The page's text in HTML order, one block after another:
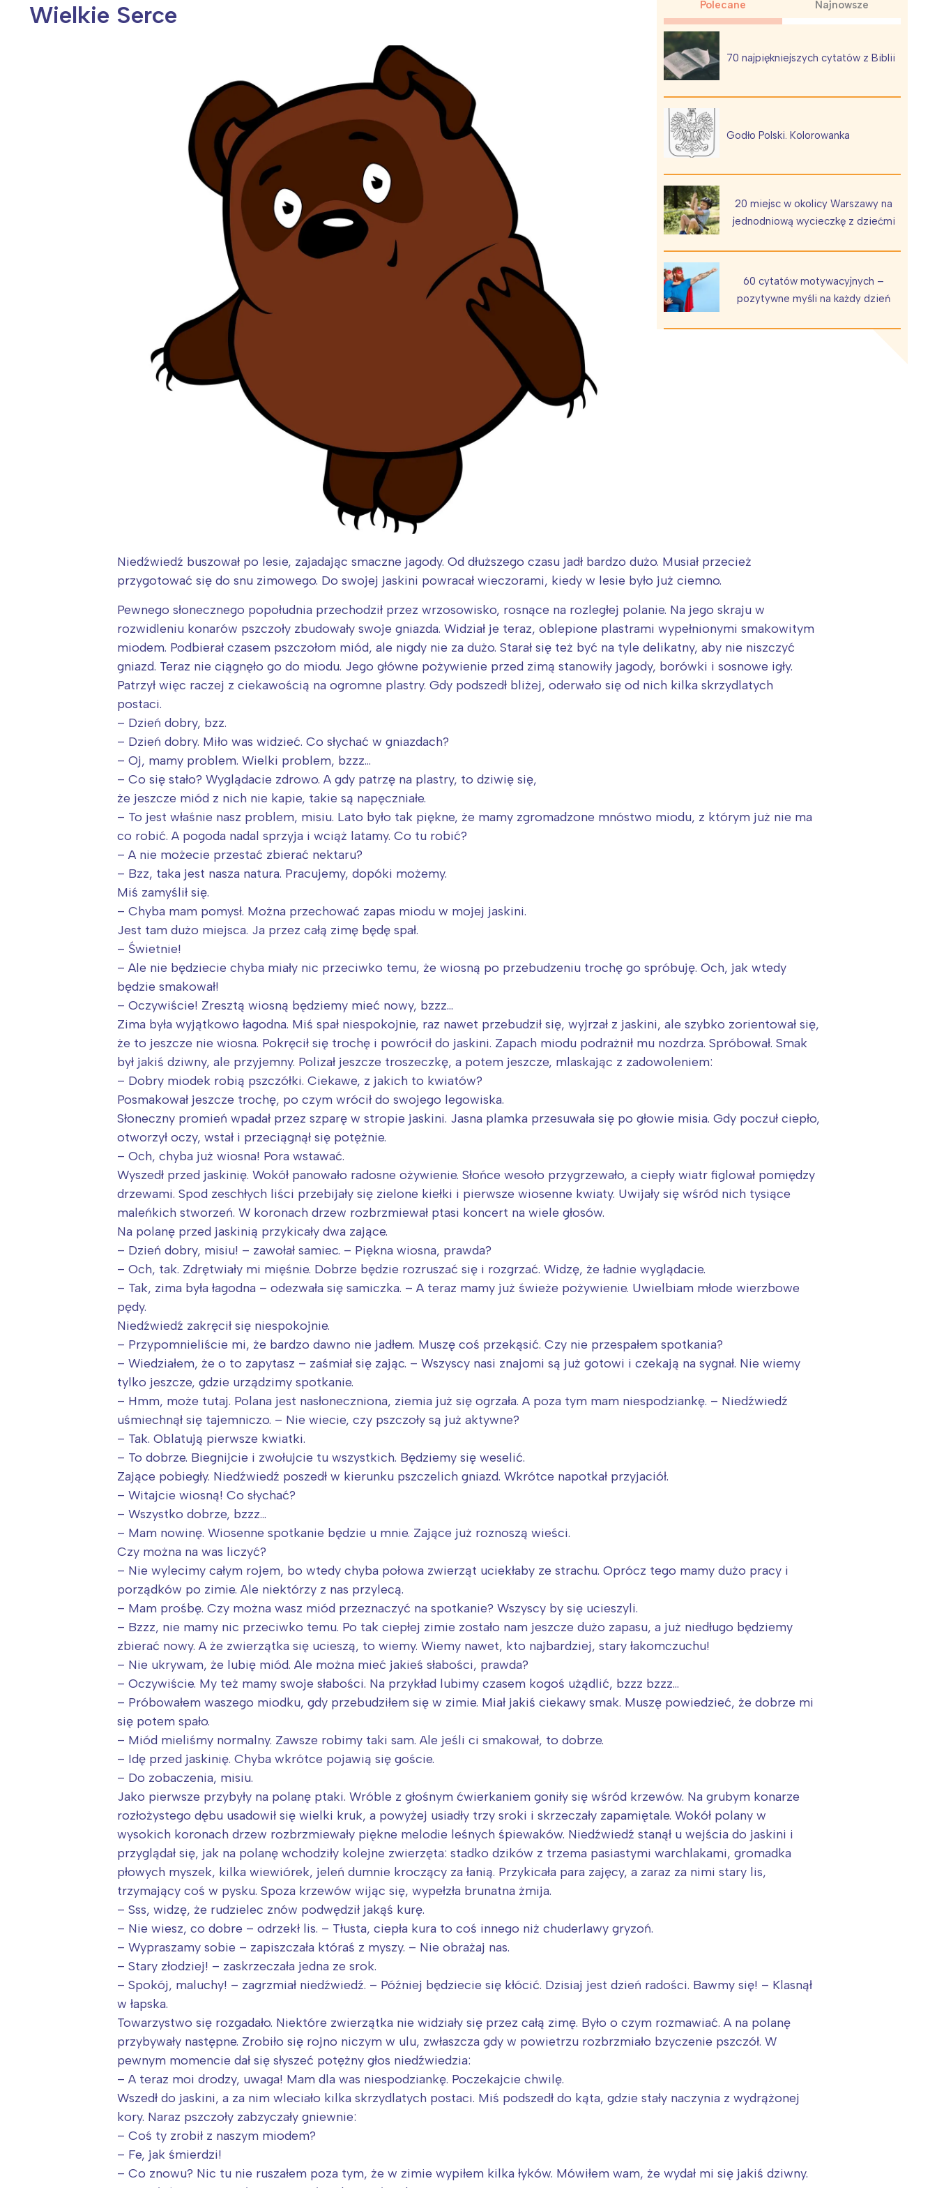
Kwitnąca wiśnia i jej płatki
Wielkie Serce Polecane Najnowsze
70 najpiękniejszych cytatów z Biblii
Godło Polski. Kolorowanka
20 miejsc w okolicy Warszawy na
jednodniową wycieczkę z dziećmi
60 cytatów motywacyjnych –
pozytywne myśli na każdy dzień
Niedźwiedź buszował po lesie, zajadając smaczne jagody. Od dłuższego czasu jadł bardzo dużo. Musiał przecież
przygotować się do snu zimowego. Do swojej jaskini powracał wieczorami, kiedy w lesie było już ciemno.
Pewnego słonecznego popołudnia przechodził przez wrzosowisko, rosnące na rozległej polanie. Na jego skraju w
rozwidleniu konarów pszczoły zbudowały swoje gniazda. Widział je teraz, oblepione plastrami wypełnionymi smakowitym
miodem. Podbierał czasem pszczołom miód, ale nigdy nie za dużo. Starał się też być na tyle delikatny, aby nie niszczyć
gniazd. Teraz nie ciągnęło go do miodu. Jego główne pożywienie przed zimą stanowiły jagody, borówki i sosnowe igły.
Patrzył więc raczej z ciekawością na ogromne plastry. Gdy podszedł bliżej, oderwało się od nich kilka skrzydlatych
postaci.
– Dzień dobry, bzz.
– Dzień dobry. Miło was widzieć. Co słychać w gniazdach?
– Oj, mamy problem. Wielki problem, bzzz…
– Co się stało? Wyglądacie zdrowo. A gdy patrzę na plastry, to dziwię się,
że jeszcze miód z nich nie kapie, takie są napęczniałe.
– To jest właśnie nasz problem, misiu. Lato było tak piękne, że mamy zgromadzone mnóstwo miodu, z którym już nie ma
co robić. A pogoda nadal sprzyja i wciąż latamy. Co tu robić?
– A nie możecie przestać zbierać nektaru?
– Bzz, taka jest nasza natura. Pracujemy, dopóki możemy.
Miś zamyślił się.
– Chyba mam pomysł. Można przechować zapas miodu w mojej jaskini.
Jest tam dużo miejsca. Ja przez całą zimę będę spał.
– Świetnie!
– Ale nie będziecie chyba miały nic przeciwko temu, że wiosną po przebudzeniu trochę go spróbuję. Och, jak wtedy
będzie smakował!
– Oczywiście! Zresztą wiosną będziemy mieć nowy, bzzz…
Zima była wyjątkowo łagodna. Miś spał niespokojnie, raz nawet przebudził się, wyjrzał z jaskini, ale szybko zorientował się,
że to jeszcze nie wiosna. Pokręcił się trochę i powrócił do jaskini. Zapach miodu podrażnił mu nozdrza. Spróbował. Smak
był jakiś dziwny, ale przyjemny. Polizał jeszcze troszeczkę, a potem jeszcze, mlaskając z zadowoleniem:
– Dobry miodek robią pszczółki. Ciekawe, z jakich to kwiatów?
Posmakował jeszcze trochę, po czym wrócił do swojego legowiska.
Słoneczny promień wpadał przez szparę w stropie jaskini. Jasna plamka przesuwała się po głowie misia. Gdy poczuł ciepło,
otworzył oczy, wstał i przeciągnął się potężnie.
– Och, chyba już wiosna! Pora wstawać.
Wyszedł przed jaskinię. Wokół panowało radosne ożywienie. Słońce wesoło przygrzewało, a ciepły wiatr figlował pomiędzy
drzewami. Spod zeschłych liści przebijały się zielone kiełki i pierwsze wiosenne kwiaty. Uwijały się wśród nich tysiące
maleńkich stworzeń. W koronach drzew rozbrzmiewał ptasi koncert na wiele głosów.
Na polanę przed jaskinią przykicały dwa zające.
– Dzień dobry, misiu! – zawołał samiec. – Piękna wiosna, prawda?
– Och, tak. Zdrętwiały mi mięśnie. Dobrze będzie rozruszać się i rozgrzać. Widzę, że ładnie wyglądacie.
– Tak, zima była łagodna – odezwała się samiczka. – A teraz mamy już świeże pożywienie. Uwielbiam młode wierzbowe
pędy.
Niedźwiedź zakręcił się niespokojnie.
– Przypomnieliście mi, że bardzo dawno nie jadłem. Muszę coś przekąsić. Czy nie przespałem spotkania?
– Wiedziałem, że o to zapytasz – zaśmiał się zając. – Wszyscy nasi znajomi są już gotowi i czekają na sygnał. Nie wiemy
tylko jeszcze, gdzie urządzimy spotkanie.
– Hmm, może tutaj. Polana jest nasłoneczniona, ziemia już się ogrzała. A poza tym mam niespodziankę. – Niedźwiedź
uśmiechnął się tajemniczo. – Nie wiecie, czy pszczoły są już aktywne?
– Tak. Oblatują pierwsze kwiatki.
– To dobrze. Biegnijcie i zwołujcie tu wszystkich. Będziemy się weselić.
Zające pobiegły. Niedźwiedź poszedł w kierunku pszczelich gniazd. Wkrótce napotkał przyjaciół.
– Witajcie wiosną! Co słychać?
– Wszystko dobrze, bzzz…
– Mam nowinę. Wiosenne spotkanie będzie u mnie. Zające już roznoszą wieści.
Czy można na was liczyć?
– Nie wylecimy całym rojem, bo wtedy chyba połowa zwierząt uciekłaby ze strachu. Oprócz tego mamy dużo pracy i
porządków po zimie. Ale niektórzy z nas przylecą.
– Mam prośbę. Czy można wasz miód przeznaczyć na spotkanie? Wszyscy by się ucieszyli.
– Bzzz, nie mamy nic przeciwko temu. Po tak ciepłej zimie zostało nam jeszcze dużo zapasu, a już niedługo będziemy
zbierać nowy. A że zwierzątka się ucieszą, to wiemy. Wiemy nawet, kto najbardziej, stary łakomczuchu!
– Nie ukrywam, że lubię miód. Ale można mieć jakieś słabości, prawda?
– Oczywiście. My też mamy swoje słabości. Na przykład lubimy czasem kogoś użądlić, bzzz bzzz…
– Próbowałem waszego miodku, gdy przebudziłem się w zimie. Miał jakiś ciekawy smak. Muszę powiedzieć, że dobrze mi
się potem spało.
– Miód mieliśmy normalny. Zawsze robimy taki sam. Ale jeśli ci smakował, to dobrze.
– Idę przed jaskinię. Chyba wkrótce pojawią się goście.
– Do zobaczenia, misiu.
Jako pierwsze przybyły na polanę ptaki. Wróble z głośnym ćwierkaniem goniły się wśród krzewów. Na grubym konarze
rozłożystego dębu usadowił się wielki kruk, a powyżej usiadły trzy sroki i skrzeczały zapamiętale. Wokół polany w
wysokich koronach drzew rozbrzmiewały piękne melodie leśnych śpiewaków. Niedźwiedź stanął u wejścia do jaskini i
przyglądał się, jak na polanę wchodziły kolejne zwierzęta: stadko dzików z trzema pasiastymi warchlakami, gromadka
płowych myszek, kilka wiewiórek, jeleń dumnie kroczący za łanią. Przykicała para zajęcy, a zaraz za nimi stary lis,
trzymający coś w pysku. Spoza krzewów wijąc się, wypełzła brunatna żmija.
– Sss, widzę, że rudzielec znów podwędził jakąś kurę.
– Nie wiesz, co dobre – odrzekł lis. – Tłusta, ciepła kura to coś innego niż chuderlawy gryzoń.
– Wypraszamy sobie – zapiszczała któraś z myszy. – Nie obrażaj nas.
– Stary złodziej! – zaskrzeczała jedna ze srok.
– Spokój, maluchy! – zagrzmiał niedźwiedź. – Później będziecie się kłócić. Dzisiaj jest dzień radości. Bawmy się! – Klasnął
w łapska.
Towarzystwo się rozgadało. Niektóre zwierzątka nie widziały się przez całą zimę. Było o czym rozmawiać. A na polanę
przybywały następne. Zrobiło się rojno niczym w ulu, zwłaszcza gdy w powietrzu rozbrzmiało bzyczenie pszczół. W
pewnym momencie dał się słyszeć potężny głos niedźwiedzia:
– A teraz moi drodzy, uwaga! Mam dla was niespodziankę. Poczekajcie chwilę.
Wszedł do jaskini, a za nim wleciało kilka skrzydlatych postaci. Miś podszedł do kąta, gdzie stały naczynia z wydrążonej
kory. Naraz pszczoły zabzyczały gniewnie:
– Coś ty zrobił z naszym miodem?
– Fe, jak śmierdzi!
– Co znowu? Nic tu nie ruszałem poza tym, że w zimie wypiłem kilka łyków. Mówiłem wam, że wydał mi się jakiś dziwny.
Interesują mnie wydarzenia z tego regionu:
Warszawa
Łódź
Trójmiasto
Poznań
Wrocław
Śląsk
Północ
Wszystkie